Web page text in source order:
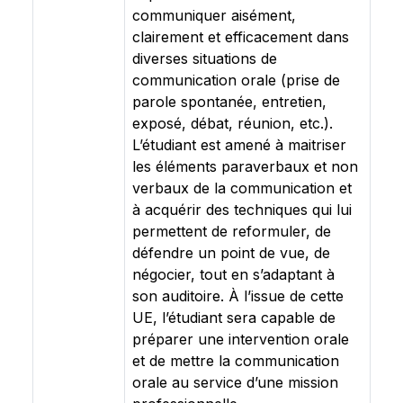
communiquer aisément,
clairement et efficacement dans
diverses situations de
communication orale (prise de
parole spontanée, entretien,
exposé, débat, réunion, etc.).
L’étudiant est amené à maitriser
les éléments paraverbaux et non
verbaux de la communication et
à acquérir des techniques qui lui
permettent de reformuler, de
défendre un point de vue, de
négocier, tout en s’adaptant à
son auditoire. À l’issue de cette
UE, l’étudiant sera capable de
préparer une intervention orale
et de mettre la communication
orale au service d’une mission